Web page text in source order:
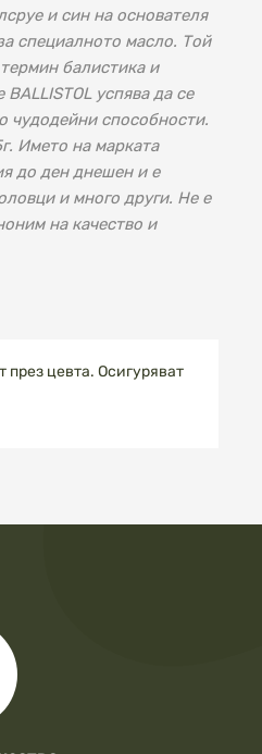
и син на основателя
специалното масло. Той
балистика и
успява да се
чудодейни способности.
Името на марката
до ден днешен и е
и много други. Не е
на качество и
през цевта. Осигуряват